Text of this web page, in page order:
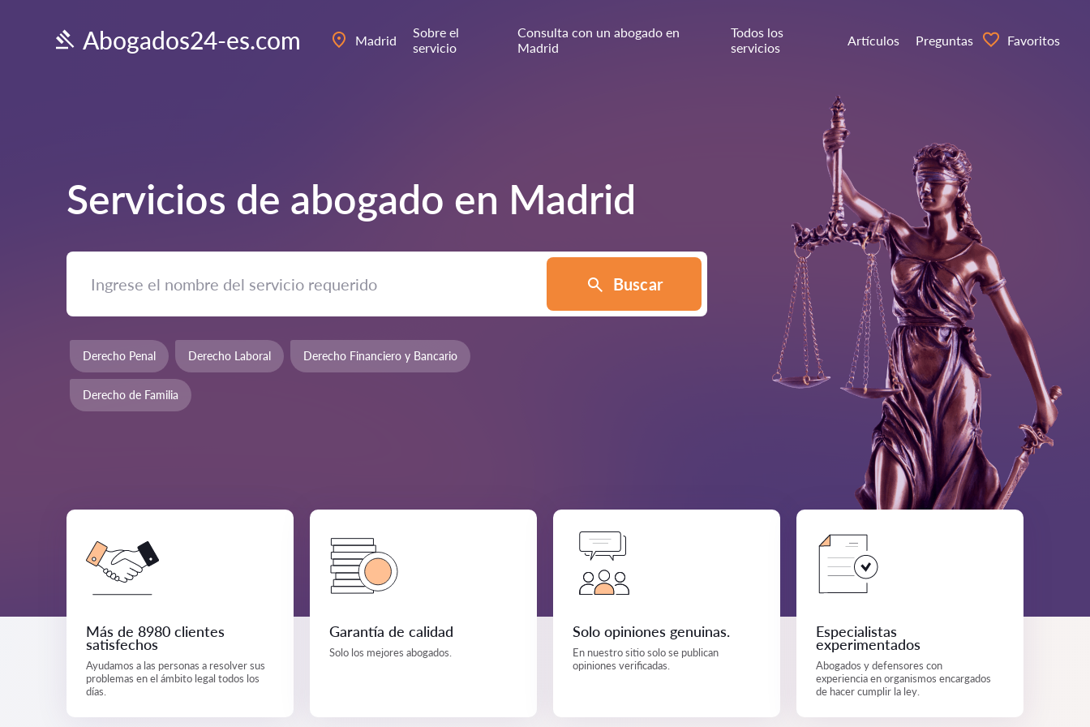
Abogados24-es.com Madrid
Sobre el
servicio
Consulta con un abogado en
Madrid
Todos los
servicios
Artículos Preguntas Favoritos
Servicios de abogado en Madrid
Buscar
Derecho Penal Derecho Laboral Derecho Financiero y Bancario
Derecho de Familia
Más de 8980 clientes
satisfechos
Ayudamos a las personas a resolver sus
problemas en el ámbito legal todos los
días.
Garantía de calidad
Solo los mejores abogados.
Solo opiniones genuinas.
En nuestro sitio solo se publican
opiniones verificadas.
Especialistas
experimentados
Abogados y defensores con
experiencia en organismos encargados
de hacer cumplir la ley.